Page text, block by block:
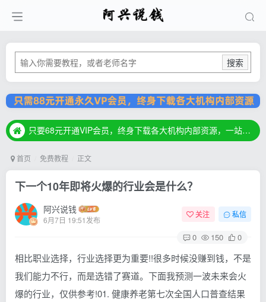
搜索
只要68元开通VIP会员，终身下载各大机构内部资源，一站式草根创业基地，最新最强网赚教程大全，小投入，大回报！
只要68元开通VIP会员，终身下载各大机构内部资源，一站式草根创业基地，最新最强网赚教程大全，小投入，大回报！
首页 免费教程 正文
下一个10年即将火爆的行业会是什么？
阿兴说钱
6月7日 19:51发布
关注 私信
0 150 0
相比职业选择，行业选择更为重要!!很多时候没赚到钱，不是
我们能力不行，而是选错了赛道。下面我预测一波未来会火
爆的行业，仅供参考!01. 健康养老第七次全国人口普查结果